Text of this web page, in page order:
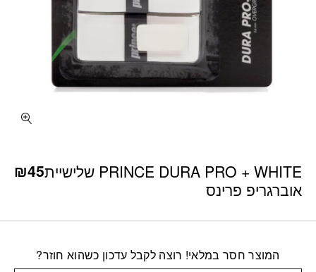
PRINCE DURA PRO + WHITE שלישיית
אוברגריפ פרינס
₪45
המוצר חסר במלאי! רוצה לקבל עדכון כשהוא חוזר?